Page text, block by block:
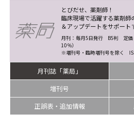
とびだせ、薬剤師！
臨床現場で活躍する薬剤師
＆アップデートをサポート
月刊：毎月5日発行 B5判 定価
10％）
※増刊号・臨時増刊号を除く
月刊誌「薬局」
増刊号
正誤表・追加情報